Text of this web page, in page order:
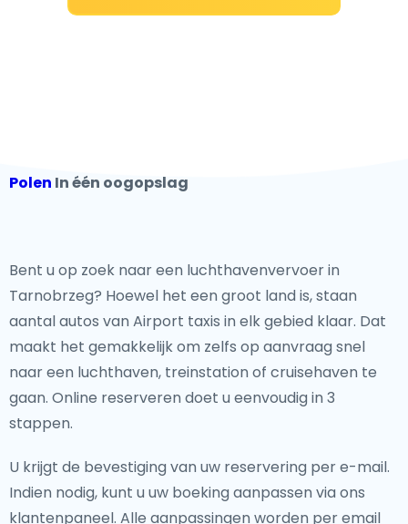
Polen In één oogopslag
Bent u op zoek naar een luchthavenvervoer in
Tarnobrzeg? Hoewel het een groot land is, staan
aantal autos van Airport taxis in elk gebied klaar. Dat
maakt het gemakkelijk om zelfs op aanvraag snel
naar een luchthaven, treinstation of cruisehaven te
gaan. Online reserveren doet u eenvoudig in 3
stappen.
U krijgt de bevestiging van uw reservering per e-mail.
Indien nodig, kunt u uw boeking aanpassen via ons
klantenpaneel. Alle aanpassingen worden per email